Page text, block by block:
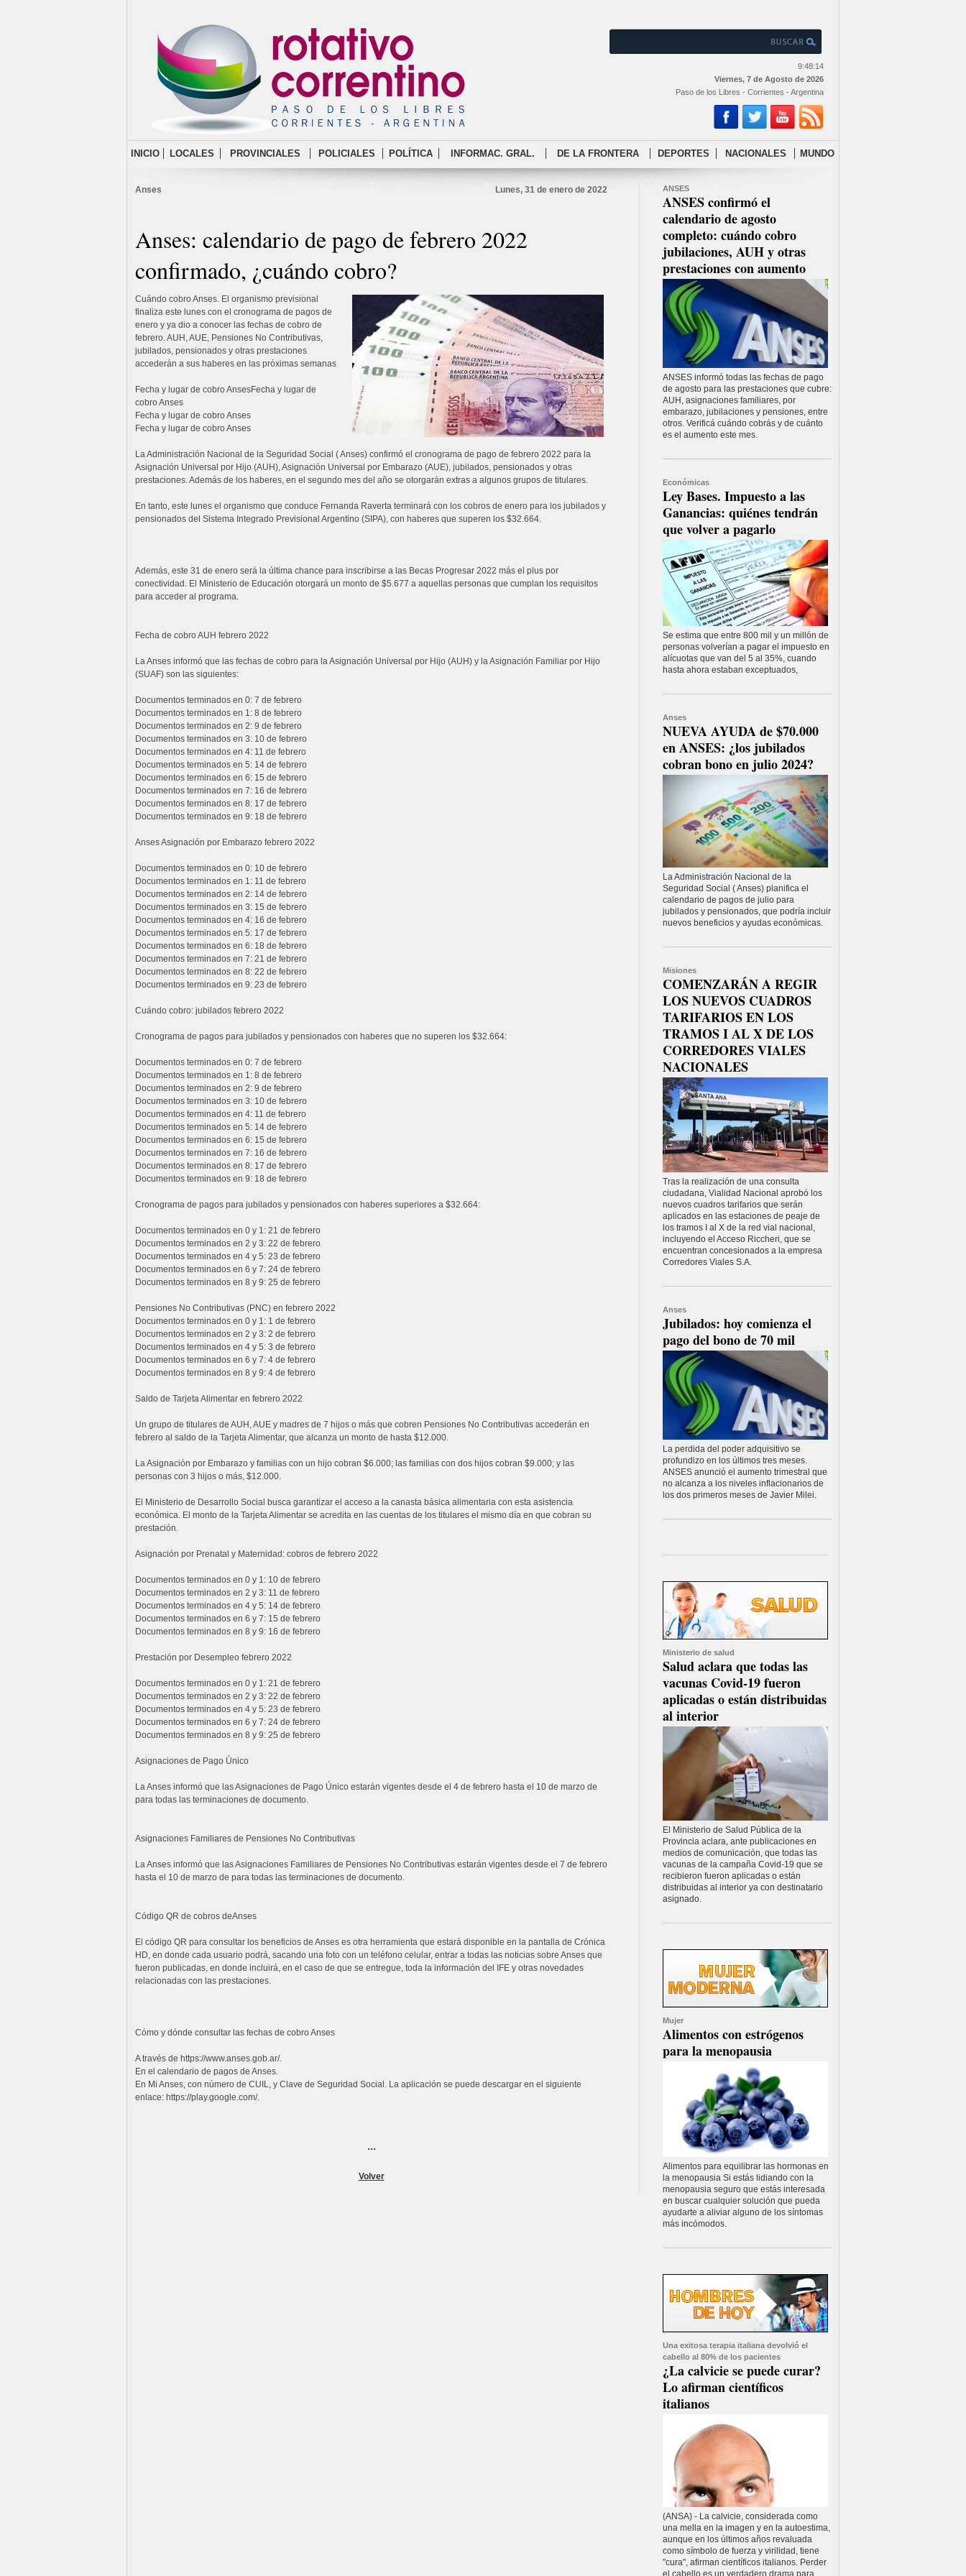
9:48:15
Viernes, 7 de Agosto de 2026
Paso de los Libres - Corrientes - Argentina
INICIO LOCALES PROVINCIALES POLICIALES POLÍTICA INFORMAC. GRAL. DE LA FRONTERA DEPORTES NACIONALES MUNDO
Anses Lunes, 31 de enero de 2022
Anses: calendario de pago de febrero 2022
confirmado, ¿cuándo cobro?
Cuándo cobro Anses. El organismo previsional
finaliza este lunes con el cronograma de pagos de
enero y ya dio a conocer las fechas de cobro de
febrero. AUH, AUE, Pensiones No Contributivas,
jubilados, pensionados y otras prestaciones
accederán a sus haberes en las próximas semanas
Fecha y lugar de cobro AnsesFecha y lugar de
cobro Anses
Fecha y lugar de cobro Anses
Fecha y lugar de cobro Anses
La Administración Nacional de la Seguridad Social ( Anses) confirmó el cronograma de pago de febrero 2022 para la
Asignación Universal por Hijo (AUH), Asignación Universal por Embarazo (AUE), jubilados, pensionados y otras
prestaciones. Además de los haberes, en el segundo mes del año se otorgarán extras a algunos grupos de titulares.
En tanto, este lunes el organismo que conduce Fernanda Raverta terminará con los cobros de enero para los jubilados y
pensionados del Sistema Integrado Previsional Argentino (SIPA), con haberes que superen los $32.664.
Además, este 31 de enero será la última chance para inscribirse a las Becas Progresar 2022 más el plus por
conectividad. El Ministerio de Educación otorgará un monto de $5.677 a aquellas personas que cumplan los requisitos
para acceder al programa.
Fecha de cobro AUH febrero 2022
La Anses informó que las fechas de cobro para la Asignación Universal por Hijo (AUH) y la Asignación Familiar por Hijo
(SUAF) son las siguientes:
Documentos terminados en 0: 7 de febrero
Documentos terminados en 1: 8 de febrero
Documentos terminados en 2: 9 de febrero
Documentos terminados en 3: 10 de febrero
Documentos terminados en 4: 11 de febrero
Documentos terminados en 5: 14 de febrero
Documentos terminados en 6: 15 de febrero
Documentos terminados en 7: 16 de febrero
Documentos terminados en 8: 17 de febrero
Documentos terminados en 9: 18 de febrero
Anses Asignación por Embarazo febrero 2022
Documentos terminados en 0: 10 de febrero
Documentos terminados en 1: 11 de febrero
Documentos terminados en 2: 14 de febrero
Documentos terminados en 3: 15 de febrero
Documentos terminados en 4: 16 de febrero
Documentos terminados en 5: 17 de febrero
Documentos terminados en 6: 18 de febrero
Documentos terminados en 7: 21 de febrero
Documentos terminados en 8: 22 de febrero
Documentos terminados en 9: 23 de febrero
Cuándo cobro: jubilados febrero 2022
Cronograma de pagos para jubilados y pensionados con haberes que no superen los $32.664:
Documentos terminados en 0: 7 de febrero
Documentos terminados en 1: 8 de febrero
Documentos terminados en 2: 9 de febrero
Documentos terminados en 3: 10 de febrero
Documentos terminados en 4: 11 de febrero
Documentos terminados en 5: 14 de febrero
Documentos terminados en 6: 15 de febrero
Documentos terminados en 7: 16 de febrero
Documentos terminados en 8: 17 de febrero
Documentos terminados en 9: 18 de febrero
Cronograma de pagos para jubilados y pensionados con haberes superiores a $32.664:
Documentos terminados en 0 y 1: 21 de febrero
Documentos terminados en 2 y 3: 22 de febrero
Documentos terminados en 4 y 5: 23 de febrero
Documentos terminados en 6 y 7: 24 de febrero
Documentos terminados en 8 y 9: 25 de febrero
Pensiones No Contributivas (PNC) en febrero 2022
Documentos terminados en 0 y 1: 1 de febrero
Documentos terminados en 2 y 3: 2 de febrero
Documentos terminados en 4 y 5: 3 de febrero
Documentos terminados en 6 y 7: 4 de febrero
Documentos terminados en 8 y 9: 4 de febrero
Saldo de Tarjeta Alimentar en febrero 2022
Un grupo de titulares de AUH, AUE y madres de 7 hijos o más que cobren Pensiones No Contributivas accederán en
febrero al saldo de la Tarjeta Alimentar, que alcanza un monto de hasta $12.000.
La Asignación por Embarazo y familias con un hijo cobran $6.000; las familias con dos hijos cobran $9.000; y las
personas con 3 hijos o más, $12.000.
El Ministerio de Desarrollo Social busca garantizar el acceso a la canasta básica alimentaria con esta asistencia
económica. El monto de la Tarjeta Alimentar se acredita en las cuentas de los titulares el mismo día en que cobran su
prestación.
Asignación por Prenatal y Maternidad: cobros de febrero 2022
Documentos terminados en 0 y 1: 10 de febrero
Documentos terminados en 2 y 3: 11 de febrero
Documentos terminados en 4 y 5: 14 de febrero
Documentos terminados en 6 y 7: 15 de febrero
Documentos terminados en 8 y 9: 16 de febrero
Prestación por Desempleo febrero 2022
Documentos terminados en 0 y 1: 21 de febrero
Documentos terminados en 2 y 3: 22 de febrero
Documentos terminados en 4 y 5: 23 de febrero
Documentos terminados en 6 y 7: 24 de febrero
Documentos terminados en 8 y 9: 25 de febrero
Asignaciones de Pago Único
La Anses informó que las Asignaciones de Pago Único estarán vigentes desde el 4 de febrero hasta el 10 de marzo de
para todas las terminaciones de documento.
Asignaciones Familiares de Pensiones No Contributivas
La Anses informó que las Asignaciones Familiares de Pensiones No Contributivas estarán vigentes desde el 7 de febrero
hasta el 10 de marzo de para todas las terminaciones de documento.
Código QR de cobros deAnses
El código QR para consultar los beneficios de Anses es otra herramienta que estará disponible en la pantalla de Crónica
HD, en donde cada usuario podrá, sacando una foto con un teléfono celular, entrar a todas las noticias sobre Anses que
fueron publicadas, en donde incluirá, en el caso de que se entregue, toda la información del IFE y otras novedades
relacionadas con las prestaciones.
Cómo y dónde consultar las fechas de cobro Anses
A través de https://www.anses.gob.ar/.
En el calendario de pagos de Anses.
En Mi Anses, con número de CUIL, y Clave de Seguridad Social. La aplicación se puede descargar en el siguiente
enlace: https://play.google.com/.
...
Volver
ANSES
ANSES confirmó el
calendario de agosto
completo: cuándo cobro
jubilaciones, AUH y otras
prestaciones con aumento
ANSES informó todas las fechas de pago
de agosto para las prestaciones que cubre:
AUH, asignaciones familiares, por
embarazo, jubilaciones y pensiones, entre
otros. Verificá cuándo cobrás y de cuánto
es el aumento este mes.
Económicas
Ley Bases. Impuesto a las
Ganancias: quiénes tendrán
que volver a pagarlo
Se estima que entre 800 mil y un millón de
personas volverían a pagar el impuesto en
alícuotas que van del 5 al 35%, cuando
hasta ahora estaban exceptuados,
Anses
NUEVA AYUDA de $70.000
en ANSES: ¿los jubilados
cobran bono en julio 2024?
La Administración Nacional de la
Seguridad Social ( Anses) planifica el
calendario de pagos de julio para
jubilados y pensionados, que podría incluir
nuevos beneficios y ayudas económicas.
Misiones
COMENZARÁN A REGIR
LOS NUEVOS CUADROS
TARIFARIOS EN LOS
TRAMOS I AL X DE LOS
CORREDORES VIALES
NACIONALES
Tras la realización de una consulta
ciudadana, Vialidad Nacional aprobó los
nuevos cuadros tarifarios que serán
aplicados en las estaciones de peaje de
los tramos I al X de la red vial nacional,
incluyendo el Acceso Riccheri, que se
encuentran concesionados a la empresa
Corredores Viales S.A.
Anses
Jubilados: hoy comienza el
pago del bono de 70 mil
La perdida del poder adquisitivo se
profundizo en los últimos tres meses.
ANSES anunció el aumento trimestral que
no alcanza a los niveles inflacionarios de
los dos primeros meses de Javier Milei.
Ministerio de salud
Salud aclara que todas las
vacunas Covid-19 fueron
aplicadas o están distribuidas
al interior
El Ministerio de Salud Pública de la
Provincia aclara, ante publicaciones en
medios de comunicación, que todas las
vacunas de la campaña Covid-19 que se
recibieron fueron aplicadas o están
distribuidas al interior ya con destinatario
asignado.
Mujer
Alimentos con estrógenos
para la menopausia
Alimentos para equilibrar las hormonas en
la menopausia Si estás lidiando con la
menopausia seguro que estás interesada
en buscar cualquier solución que pueda
ayudarte a aliviar alguno de los síntomas
más incómodos.
Una exitosa terapia italiana devolvió el
cabello al 80% de los pacientes
¿La calvicie se puede curar?
Lo afirman científicos
italianos
(ANSA) - La calvicie, considerada como
una mella en la imagen y en la autoestima,
aunque en los últimos años revaluada
como símbolo de fuerza y virilidad, tiene
"cura", afirman científicos italianos. Perder